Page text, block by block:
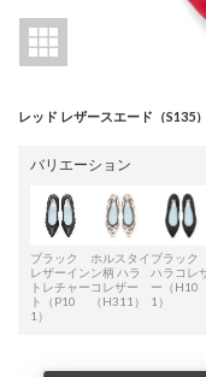
レッド レザースエード（S135）
バリエーション
ブラック
レザーイン
トレチャー
ト（P10
1）
ホルスタイ
ン柄 ハラ
コレザー
（H311）
ブラック
ハラコレ
ー（H10
1）